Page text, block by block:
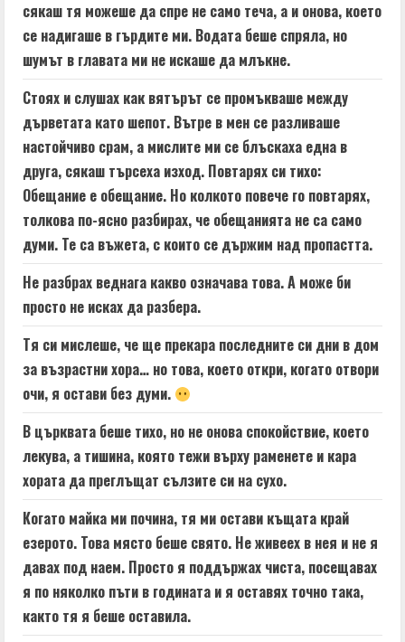
сякаш тя можеше да спре не само теча, а и онова, което
се надигаше в гърдите ми. Водата беше спряла, но
шумът в главата ми не искаше да млъкне.
Стоях и слушах как вятърът се промъкваше между
дърветата като шепот. Вътре в мен се разливаше
настойчиво срам, а мислите ми се блъскаха една в
друга, сякаш търсеха изход. Повтарях си тихо:
Обещание е обещание. Но колкото повече го повтарях,
толкова по-ясно разбирах, че обещанията не са само
думи. Те са въжета, с които се държим над пропастта.
Не разбрах веднага какво означава това. А може би
просто не исках да разбера.
Тя си мислеше, че ще прекара последните си дни в дом
за възрастни хора… но това, което откри, когато отвори
очи, я остави без думи.
В църквата беше тихо, но не онова спокойствие, което
лекува, а тишина, която тежи върху раменете и кара
хората да преглъщат сълзите си на сухо.
Когато майка ми почина, тя ми остави къщата край
езерото. Това място беше свято. Не живеех в нея и не я
давах под наем. Просто я поддържах чиста, посещавах
я по няколко пъти в годината и я оставях точно така,
както тя я беше оставила.